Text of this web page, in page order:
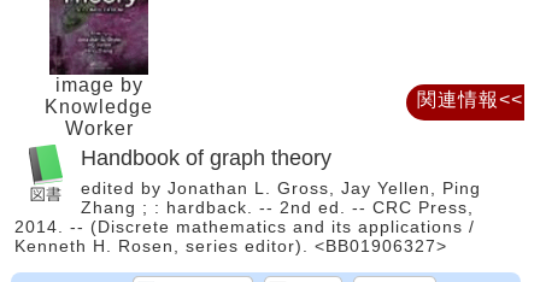
image by
Knowledge
Worker
Handbook of graph theory
edited by Jonathan L. Gross, Jay Yellen, Ping
Zhang ; : hardback. -- 2nd ed. -- CRC Press,
2014. -- (Discrete mathematics and its applications /
Kenneth H. Rosen, series editor). <BB01906327>
関連情報<<